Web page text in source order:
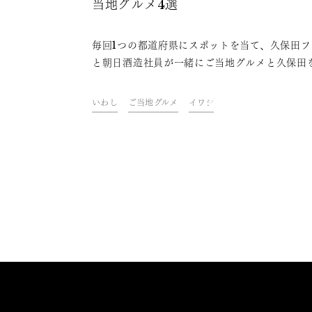
当地グルメ4選
毎回1つの都道府県にスポットを当て、久保田
と朝日酒造社員が一緒にご当地グルメと久保田
楽しむオンライン飲み会「久保田ご当地グルメ
部」。今回は、千葉県をテーマに開催しました
いわし ご当地グルメ イワシ